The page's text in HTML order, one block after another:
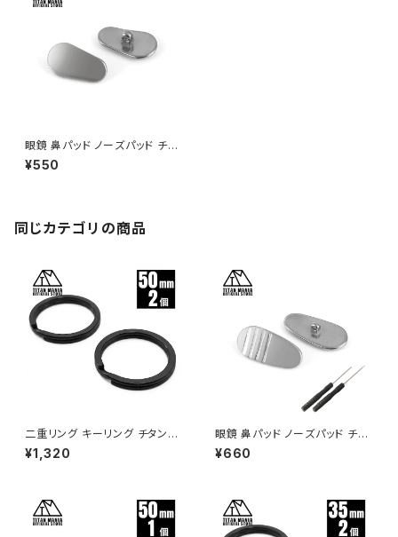
眼鏡 鼻パッド ノーズパッド チタ
ン製 Ver4 超軽量 ネジ式 メガ
ネパット 鼻パット チタンメタルパ
¥550
同じカテゴリの商品
二重リング キーリング チタン製
ブラック 50mm×2個 超軽量 頑
丈 サビに強い 二重丸カン スプ
¥1,320
眼鏡 鼻パッド ノーズパッド チタ
ン製 Ver1 超軽量 ネジ式 メガ
ネパット 鼻パット チタンメタルパ
¥660